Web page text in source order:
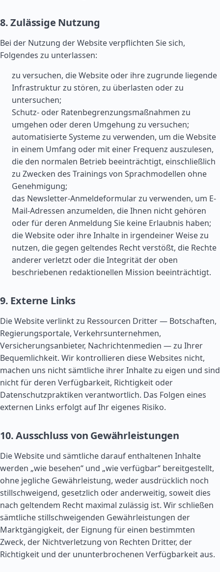
8. Zulässige Nutzung
Bei der Nutzung der Website verpflichten Sie sich,
Folgendes zu unterlassen:
zu versuchen, die Website oder ihre zugrunde liegende
Infrastruktur zu stören, zu überlasten oder zu
untersuchen;
Schutz- oder Ratenbegrenzungsmaßnahmen zu
umgehen oder deren Umgehung zu versuchen;
automatisierte Systeme zu verwenden, um die Website
in einem Umfang oder mit einer Frequenz auszulesen,
die den normalen Betrieb beeinträchtigt, einschließlich
zu Zwecken des Trainings von Sprachmodellen ohne
Genehmigung;
das Newsletter-Anmeldeformular zu verwenden, um E-
Mail-Adressen anzumelden, die Ihnen nicht gehören
oder für deren Anmeldung Sie keine Erlaubnis haben;
die Website oder ihre Inhalte in irgendeiner Weise zu
nutzen, die gegen geltendes Recht verstößt, die Rechte
anderer verletzt oder die Integrität der oben
beschriebenen redaktionellen Mission beeinträchtigt.
9. Externe Links
Die Website verlinkt zu Ressourcen Dritter — Botschaften,
Regierungsportale, Verkehrsunternehmen,
Versicherungsanbieter, Nachrichtenmedien — zu Ihrer
Bequemlichkeit. Wir kontrollieren diese Websites nicht,
machen uns nicht sämtliche ihrer Inhalte zu eigen und sind
nicht für deren Verfügbarkeit, Richtigkeit oder
Datenschutzpraktiken verantwortlich. Das Folgen eines
externen Links erfolgt auf Ihr eigenes Risiko.
10. Ausschluss von Gewährleistungen
Die Website und sämtliche darauf enthaltenen Inhalte
werden „wie besehen“ und „wie verfügbar“ bereitgestellt,
ohne jegliche Gewährleistung, weder ausdrücklich noch
stillschweigend, gesetzlich oder anderweitig, soweit dies
nach geltendem Recht maximal zulässig ist. Wir schließen
sämtliche stillschweigenden Gewährleistungen der
Marktgängigkeit, der Eignung für einen bestimmten
Zweck, der Nichtverletzung von Rechten Dritter, der
Richtigkeit und der ununterbrochenen Verfügbarkeit aus.